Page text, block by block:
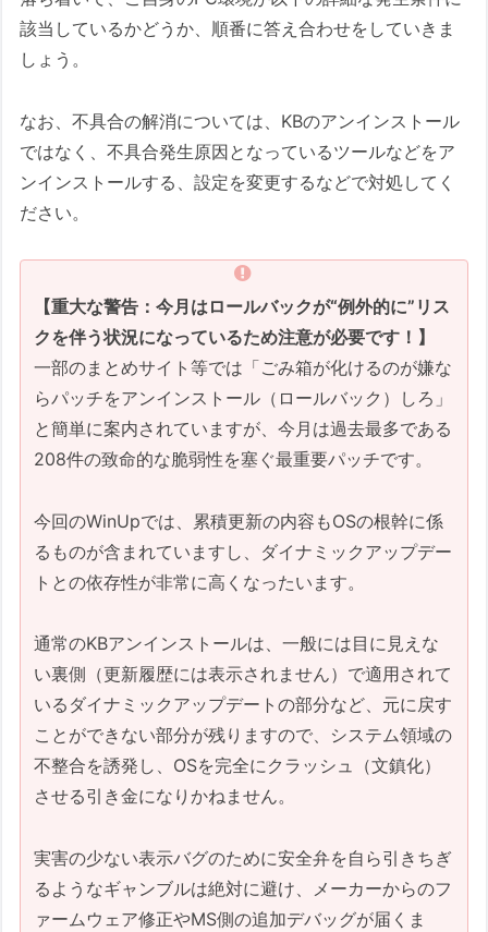
の初動）
上級者かつ興味のある方へのWinUp
失敗時の障害の重大インシデント発
生ケースが増えた事情の推測
🟢 【改善・吉報】Windows
11（25H2 / 24H2）で修正された重
篤な障害
⚠️ 【環境依存】Windows 11（25H2
/ 24H2）環境における新たなユーザ
ー報告
Windows 10（22H2 ESU環境含む）
Windows 11側の状況詳細
Windows 10側の状況詳細
記録
2. 今回の公式発表と独自障害予測
Microsoft公式発表：今月の「既知の不具
合」（2026/06/10時点）
1. Windows 11 Version 25H2・24H2
(KB5094126) の既知の不具合
2. Windows 10 Version 22H2 (ESU)
(KB5094127) の既知の不具合
公式情報ページ
該当しているかどうか、順番に答え合わせをしていきま
しょう。
なお、不具合の解消については、KBのアンインストール
ではなく、不具合発生原因となっているツールなどをア
ンインストールする、設定を変更するなどで対処してく
ださい。
【重大な警告：今月はロールバックが“例外的に”リス
クを伴う状況になっているため注意が必要です！】
一部のまとめサイト等では「ごみ箱が化けるのが嫌な
らパッチをアンインストール（ロールバック）しろ」
と簡単に案内されていますが、今月は過去最多である
208件の致命的な脆弱性を塞ぐ最重要パッチです。
今回のWinUpでは、累積更新の内容もOSの根幹に係
るものが含まれていますし、ダイナミックアップデー
トとの依存性が非常に高くなったいます。
通常のKBアンインストールは、一般には目に見えな
い裏側（更新履歴には表示されません）で適用されて
いるダイナミックアップデートの部分など、元に戻す
ことができない部分が残りますので、システム領域の
不整合を誘発し、OSを完全にクラッシュ（文鎮化）
させる引き金になりかねません。
実害の少ない表示バグのために安全弁を自ら引きちぎ
るようなギャンブルは絶対に避け、メーカーからのフ
ァームウェア修正やMS側の追加デバッグが届くま